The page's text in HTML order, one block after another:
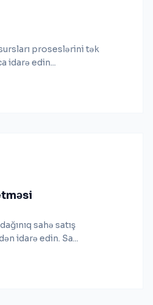
proseslərini tək
idarə edin...
sahə satış
idarə edin. Sa...